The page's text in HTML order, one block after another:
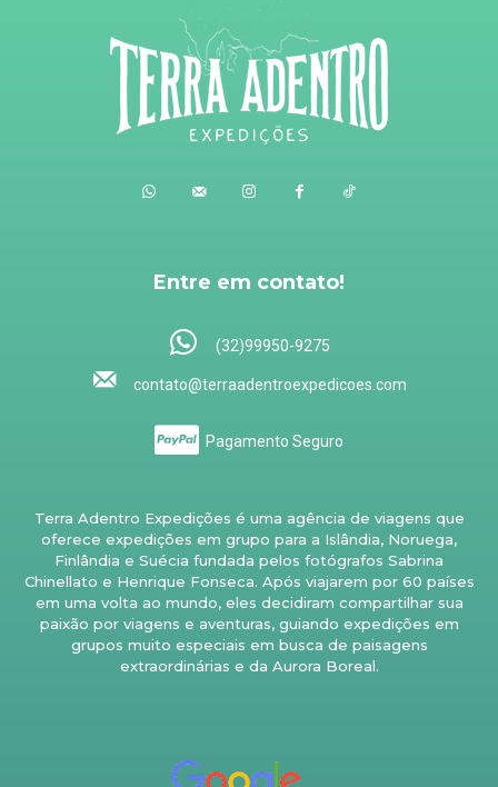
Entre em contato!
(32)99950-9275
contato@terraadentroexpedicoes.com
Pagamento Seguro
Terra Adentro Expedições é uma agência de viagens que
oferece expedições em grupo para a Islândia, Noruega,
Finlândia e Suécia fundada pelos fotógrafos Sabrina
Chinellato e Henrique Fonseca. Após viajarem por 60 países
em uma volta ao mundo, eles decidiram compartilhar sua
paixão por viagens e aventuras, guiando expedições em
grupos muito especiais em busca de paisagens
extraordinárias e da Aurora Boreal.